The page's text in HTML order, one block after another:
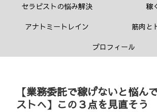
セラピストの悩み解決
稼
アナトミートレイン
筋肉と
プロフィール
【業務委託で稼げないと悩ん
ストへ】この３点を見直そう